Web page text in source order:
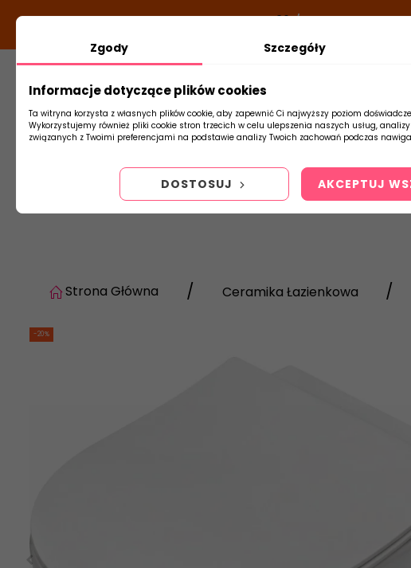
DODATKOWY RABAT Z KODEM:NEWLOOK26/TUBADZIN- DODAJ
Płytki
Strona Główna Ceramika Łazienkowa
-20%
Zgody Szczegóły
Informacje dotyczące plików cookies
Ta witryna korzysta z własnych plików cookie, aby zapewnić Ci najwyższy poziom
Wykorzystujemy również pliki cookie stron trzecich w celu ulepszenia naszych usług,
związanych z Twoimi preferencjami na podstawie analizy Twoich zachowań podczas
DOSTOSUJ AKCEPTUJ